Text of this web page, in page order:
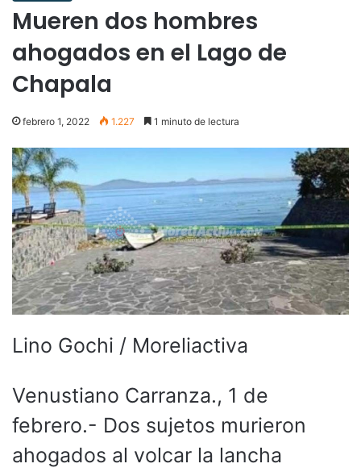
Mueren dos hombres
ahogados en el Lago de
Chapala
febrero 1, 2022 1.227 1 minuto de lectura
Lino Gochi / Moreliactiva
Venustiano Carranza., 1 de
febrero.- Dos sujetos murieron
ahogados al volcar la lancha